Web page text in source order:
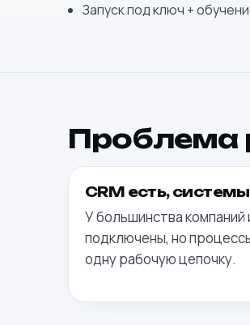
Запуск под ключ +
Проблема
CRM есть,
У большинства
подключены, но
одну рабочую цепочку.